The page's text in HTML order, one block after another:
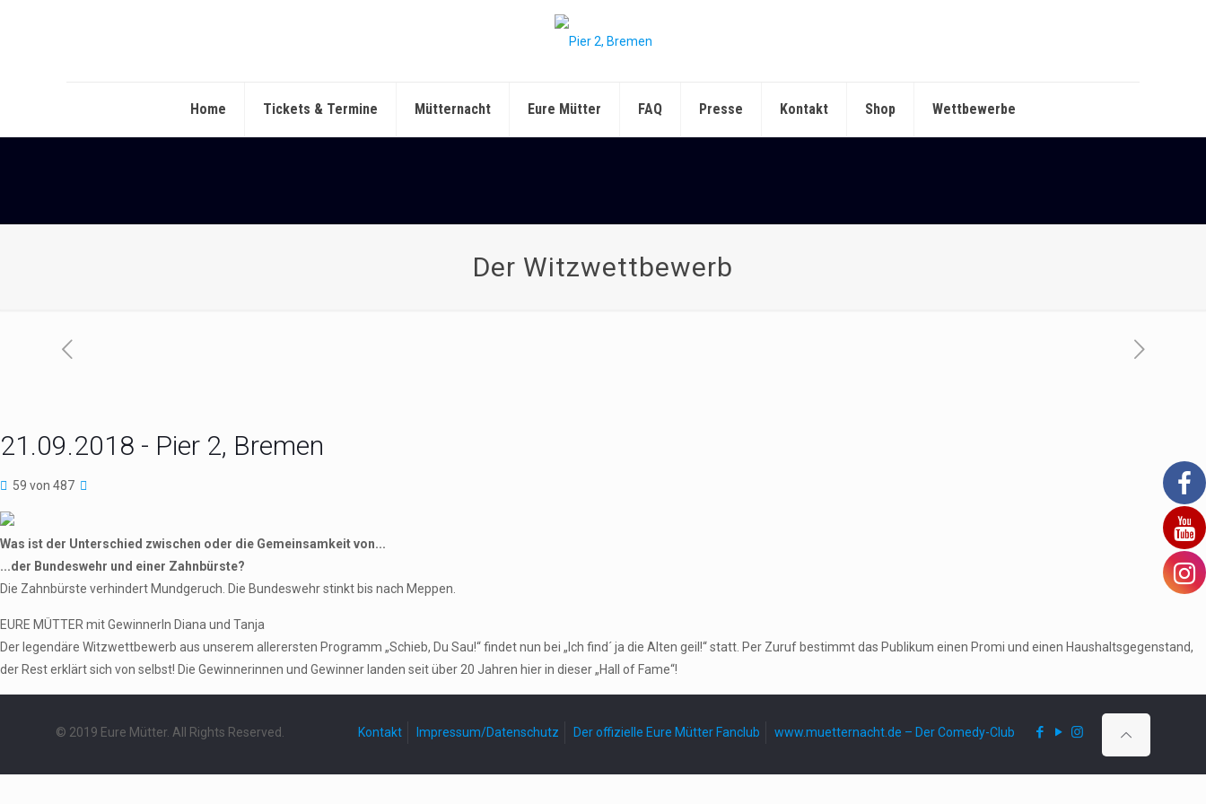
Home Tickets & Termine Mütternacht Eure Mütter FAQ Presse Kontakt Shop Wettbewerbe
Der Witzwettbewerb
21.09.2018 - Pier 2, Bremen
59 von 487
Was ist der Unterschied zwischen oder die Gemeinsamkeit von...
...der Bundeswehr und einer Zahnbürste?
Die Zahnbürste verhindert Mundgeruch. Die Bundeswehr stinkt bis nach Meppen.
EURE MÜTTER mit GewinnerIn Diana und Tanja
Der legendäre Witzwettbewerb aus unserem allerersten Programm „Schieb, Du Sau!“ findet nun bei „Ich find´ ja die Alten geil!“ statt. Per Zuruf bestimmt das Publikum einen Promi und einen Haushaltsgegenstand,
der Rest erklärt sich von selbst! Die Gewinnerinnen und Gewinner landen seit über 20 Jahren hier in dieser „Hall of Fame“!
© 2019 Eure Mütter. All Rights Reserved. Kontakt Impressum/Datenschutz Der offizielle Eure Mütter Fanclub www.muetternacht.de – Der Comedy-Club